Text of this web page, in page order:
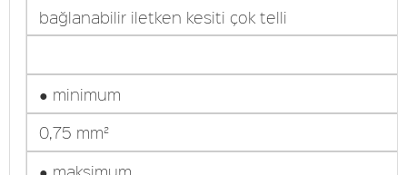
bağlanabilir iletken kesiti çok telli
● minimum
0,75 mm²